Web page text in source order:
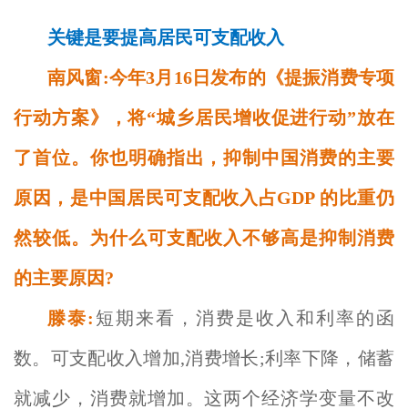
关键是要提高居民可支配收入
南风窗:今年3月16日发布的《提振消费专项
行动方案》，将“城乡居民增收促进行动”放在
了首位。你也明确指出，抑制中国消费的主要
原因，是中国居民可支配收入占GDP 的比重仍
然较低。为什么可支配收入不够高是抑制消费
的主要原因?
滕泰: 短期来看，消费是收入和利率的函
数。可支配收入增加,消费增长;利率下降，储蓄
就减少，消费就增加。这两个经济学变量不改